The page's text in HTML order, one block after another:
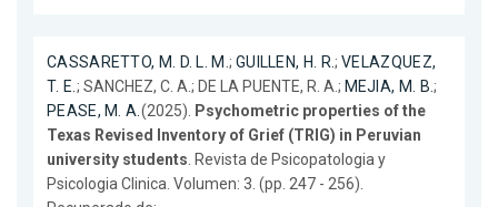
CASSARETTO, M. D. L. M.; GUILLEN, H. R.;VELAZQUEZ,
T. E.; SANCHEZ, C. A.; DE LA PUENTE, R. A.; MEJIA, M. B.;
PEASE, M. A.(2025). Psychometric properties of the
Texas Revised Inventory of Grief (TRIG) in Peruvian
university students. Revista de Psicopatologia y
Psicologia Clinica. Volumen: 3. (pp. 247 - 256).